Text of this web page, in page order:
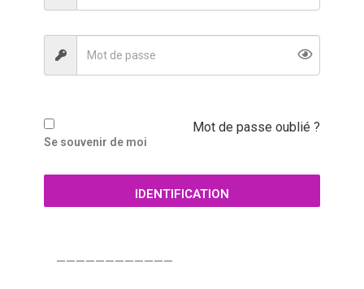
Se souvenir de moi
Mot de passe oublié ?
IDENTIFICATION
————————————